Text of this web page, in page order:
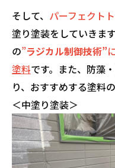
そして、 パーフェクト
塗り塗装をしていきま
の”ラジカル制御技術”
塗料です。また、防藻
り、おすすめする塗料の
＜中塗り塗装＞